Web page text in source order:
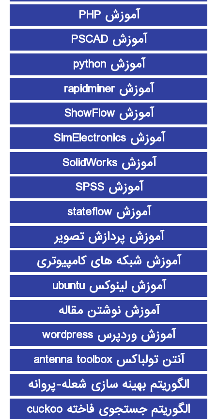
آموزش PHP
آموزش PSCAD
آموزش python
آموزش rapidminer
آموزش ShowFlow
آموزش SimElectronics
آموزش SolidWorks
آموزش SPSS
آموزش stateflow
آموزش پردازش تصویر
آموزش شبکه های کامپیوتری
آموزش لینوکس ubuntu
آموزش نوشتن مقاله
آموزش وردپرس wordpress
آنتن تولباکس antenna toolbox
الگوریتم بهینه سازی شعله-پروانه
الگوریتم جستجوی فاخته cuckoo